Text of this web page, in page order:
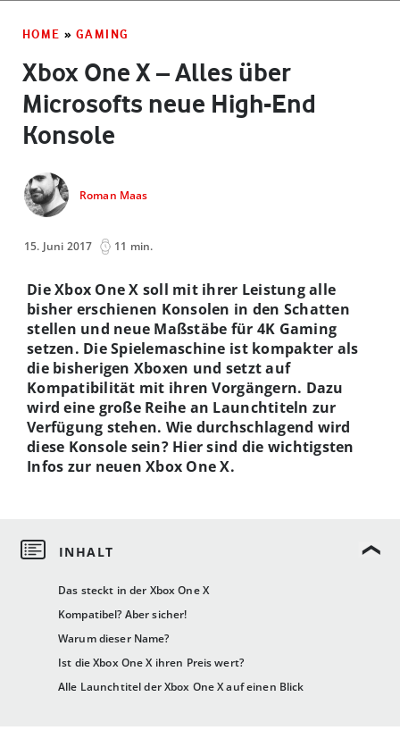
HOME » GAMING
Xbox One X – Alles über
Microsofts neue High-End
Konsole
Roman Maas
15. Juni 2017 11 min.
Das steckt in der Xbox One X
Kompatibel? Aber sicher!
Warum dieser Name?
Ist die Xbox One X ihren Preis wert?
Alle Launchtitel der Xbox One X auf einen Blick
Die Xbox One X soll mit ihrer Leistung alle
bisher erschienen Konsolen in den Schatten
stellen und neue Maßstäbe für 4K Gaming
setzen. Die Spielemaschine ist kompakter als
die bisherigen Xboxen und setzt auf
Kompatibilität mit ihren Vorgängern. Dazu
wird eine große Reihe an Launchtiteln zur
Verfügung stehen. Wie durchschlagend wird
diese Konsole sein? Hier sind die wichtigsten
Infos zur neuen Xbox One X.